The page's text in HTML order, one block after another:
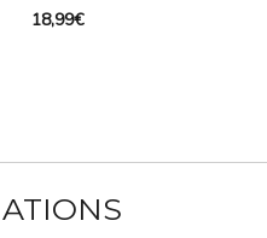
18,99€